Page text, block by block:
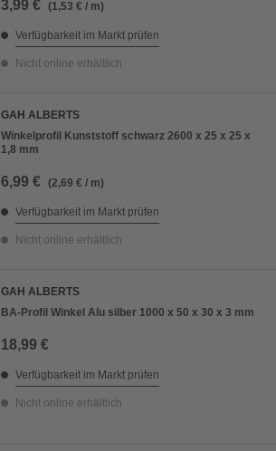
3,99 € (1,53 € / m)
Verfügbarkeit im Markt prüfen
Nicht online erhältlich
GAH ALBERTS
Winkelprofil Kunststoff schwarz 2600 x 25 x 25 x
1,8 mm
6,99 € (2,69 € / m)
Verfügbarkeit im Markt prüfen
Nicht online erhältlich
GAH ALBERTS
BA-Profil Winkel Alu silber 1000 x 50 x 30 x 3 mm
18,99 €
Verfügbarkeit im Markt prüfen
Nicht online erhältlich